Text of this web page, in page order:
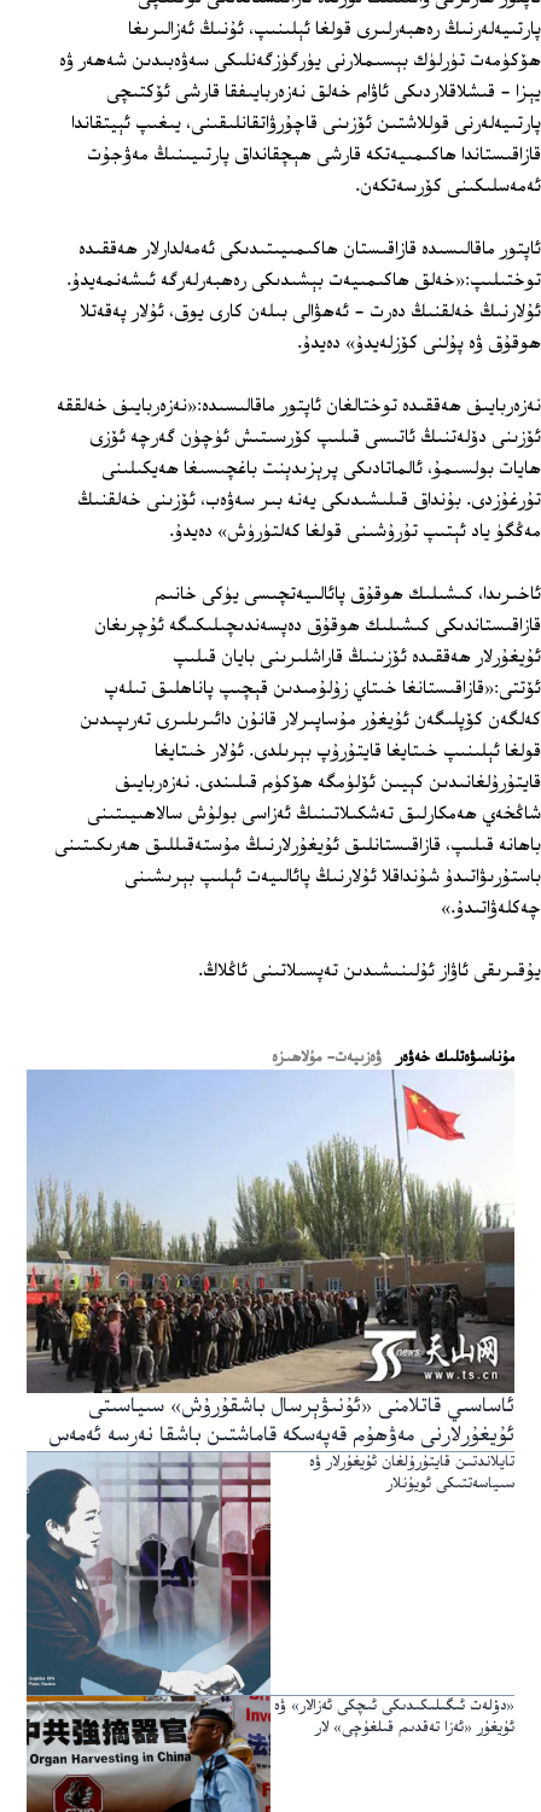
پارتىيەلەرنىڭ رەھبەرلىرى قولغا ئېلىنىپ، ئۇنىڭ ئەزالىرىغا
ھۆكۈمەت تۈرلۈك بېسىملارنى يۈرگۈزگەنلىكى سەۋەبىدىن شەھەر ۋە
يېزا - قىشلاقلاردىكى ئاۋام خەلق نەزەربايىفقا قارشى ئۆكتىچى
پارتىيەلەرنى قوللاشتىن ئۆزىنى قاچۇرۋاتقانلىقىنى، يىغىپ ئېيتقاندا
قازاقىستاندا ھاكىمىيەتكە قارشى ھېچقانداق پارتىيىنىڭ مەۋجۇت
ئەمەسلىكىنى كۆرسەتكەن.
ئاپتور ماقالىسىدە قازاقىستان ھاكىمىيىتىدىكى ئەمەلدارلار ھەققىدە
توختىلىپ:«خەلق ھاكىمىيەت بېشىدىكى رەھبەرلەرگە ئىشەنمەيدۇ.
ئۇلارنىڭ خەلقنىڭ دەرت - ئەھۋالى بىلەن كارى يوق، ئۇلار پەقەتلا
ھوقۇق ۋە پۇلنى كۆزلەيدۇ» دەيدۇ.
نەزەربايىف ھەققىدە توختالغان ئاپتور ماقالىسىدە:«نەزەربايىف خەلققە
ئۆزىنى دۆلەتنىڭ ئاتىسى قىلىپ كۆرسىتىش ئۈچۈن گەرچە ئۆزى
ھايات بولسىمۇ، ئالماتادىكى پرېزىدېنت باغچىسىغا ھەيكىلىنى
تۇرغۇزدى. بۇنداق قىلىشىدىكى يەنە بىر سەۋەب، ئۆزىنى خەلقنىڭ
مەڭگۈ ياد ئېتىپ تۇرۇشىنى قولغا كەلتۈرۈش» دەيدۇ.
ئاخىرىدا، كىشىلىك ھوقۇق پائالىيەتچىسى يۈكى خانىم
قازاقىستاندىكى كىشىلىك ھوقۇق دەپسەندىچىلىكىگە ئۇچرىغان
ئۇيغۇرلار ھەققىدە ئۆزىنىڭ قاراشلىرىنى بايان قىلىپ
ئۆتتى:«قازاقىستانغا خىتاي زۇلۇمىدىن قېچىپ پاناھلىق تىلەپ
كەلگەن كۆپلىگەن ئۇيغۇر مۇساپىرلار قانۇن دائىرىلىرى تەرىپىدىن
قولغا ئېلىنىپ خىتايغا قايتۇرۇپ بېرىلدى. ئۇلار خىتايغا
قايتۇرۇلغانىدىن كېيىن ئۆلۈمگە ھۆكۈم قىلىندى. نەزەربايىف
شاڭخەي ھەمكارلىق تەشكىلاتىنىڭ ئەزاسى بولۇش سالاھىيىتىنى
باھانە قىلىپ، قازاقىستانلىق ئۇيغۇرلارنىڭ مۇستەقىللىق ھەرىكىتىنى
باستۇرىۋاتىدۇ شۇنداقلا ئۇلارنىڭ پائالىيەت ئېلىپ بېرىشىنى
چەكلەۋاتىدۇ.»
يۇقىرىقى ئاۋاز ئۇلىنىشىدىن تەپسىلاتىنى ئاڭلاڭ.
ﻣﯘﻧﺎﺳﯩﯟﻩﺗﻠﯩﻚ ﺧﻪﯞﻩﺭ ۋەزىيەت- مۇلاھىزە
ئاساسىي قاتلامنى «ئۇنىۋېرسال باشقۇرۇش» سىياسىتى
ئۇيغۇرلارنى مەۋھۇم قەپەسكە قاماشتىن باشقا نەرسە ئەمەس
تايلاندتىن قايتۇرۇلغان ئۇيغۇرلار ۋە
سىياسەتتىكى ئويۇنلار
«دۆلەت ئىگىلىكىدىكى ئىچكى ئەزالار» ۋە
ئۇيغۇر «ئەزا تەقدىم قىلغۇچى» لار